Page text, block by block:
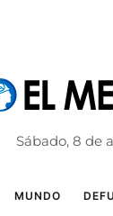
Sábado, 8 de
MUNDO